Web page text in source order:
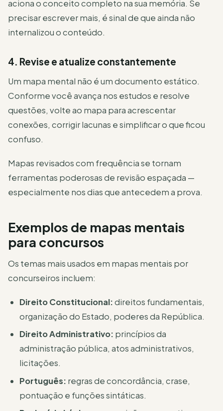
aciona o conceito completo na sua memória. Se
precisar escrever mais, é sinal de que ainda não
internalizou o conteúdo.
4. Revise e atualize constantemente
Um mapa mental não é um documento estático.
Conforme você avança nos estudos e resolve
questões, volte ao mapa para acrescentar
conexões, corrigir lacunas e simplificar o que ficou
confuso.
Mapas revisados com frequência se tornam
ferramentas poderosas de revisão espaçada —
especialmente nos dias que antecedem a prova.
Exemplos de mapas mentais
para concursos
Os temas mais usados em mapas mentais por
concurseiros incluem:
Direito Constitucional:direitos fundamentais,
organização do Estado, poderes da República.
Direito Administrativo: princípios da
administração pública, atos administrativos,
licitações.
Português: regras de concordância, crase,
pontuação e funções sintáticas.